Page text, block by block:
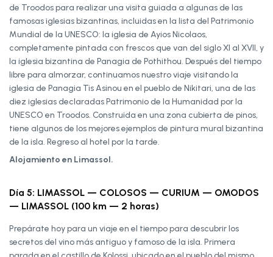
de Troodos para realizar una visita guiada a algunas de las
famosas iglesias bizantinas, incluidas en la lista del Patrimonio
Mundial de la UNESCO: la iglesia de Ayios Nicolaos,
completamente pintada con frescos que van del siglo XI al XVII, y
la iglesia bizantina de Panagia de Pothithou. Después del tiempo
libre para almorzar, continuamos nuestro viaje visitando la
iglesia de Panagia Tis Asinou en el pueblo de Nikitari, una de las
diez iglesias declaradas Patrimonio de la Humanidad por la
UNESCO en Troodos. Construida en una zona cubierta de pinos,
tiene algunos de los mejores ejemplos de pintura mural bizantina
de la isla. Regreso al hotel por la tarde.
Alojamiento en Limassol.
Día 5: LIMASSOL — COLOSOS — CURIUM — OMODOS
— LIMASSOL (100 km — 2 horas)
Prepárate hoy para un viaje en el tiempo para descubrir los
secretos del vino más antiguo y famoso de la isla. Primera